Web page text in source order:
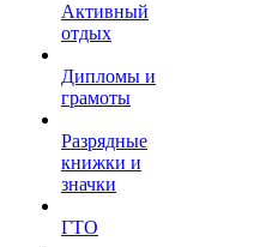
Активный
отдых
Дипломы и
грамоты
Разрядные
книжки и
значки
ГТО